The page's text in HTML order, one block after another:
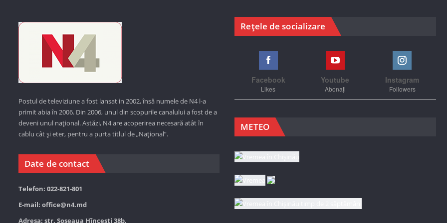
Postul de televiziune a fost lansat in 2002, însă numele de N4 l-a
primit abia în 2006. Din 2006, unul din scopurile canalului a fost de a
deveni unul național. Astăzi, N4 are acoperirea necesară atât în
cablu cât și eter, pentru a purta titlul de „Național”.
Date de contact
Telefon: 022-821-801
E-mail: office@n4.md
Adresa: str. Șoseaua Hînceşti 38b,
Rețele de socializare
Facebook
Likes
Youtube
Abonați
Instagram
Followers
METEO